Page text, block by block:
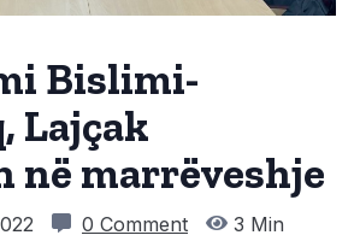
Bislimi-
Lajçak
në marrëveshje
0 Comment
3 Min